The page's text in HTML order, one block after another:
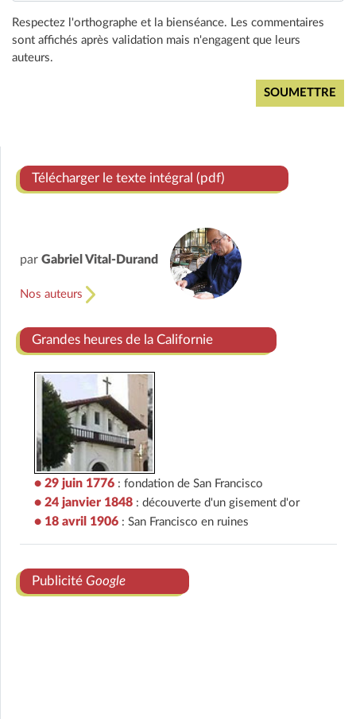
Respectez l'orthographe et la bienséance. Les commentaires
sont affichés après validation mais n'engagent que leurs
auteurs.
Télécharger le texte intégral (pdf)
par Gabriel Vital-Durand
Nos auteurs
Grandes heures de la Californie
• 29 juin 1776 : fondation de San Francisco
• 24 janvier 1848 : découverte d'un gisement d'or
• 18 avril 1906 : San Francisco en ruines
Publicité Google